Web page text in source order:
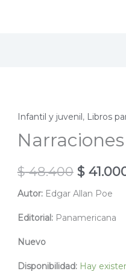
Infantil y juvenil, Libros
$48.400 El
precio
original
$
$
Autor: Edgar Allan Poe
Editorial: Panamericana
Nuevo
Disponibilidad: Hay